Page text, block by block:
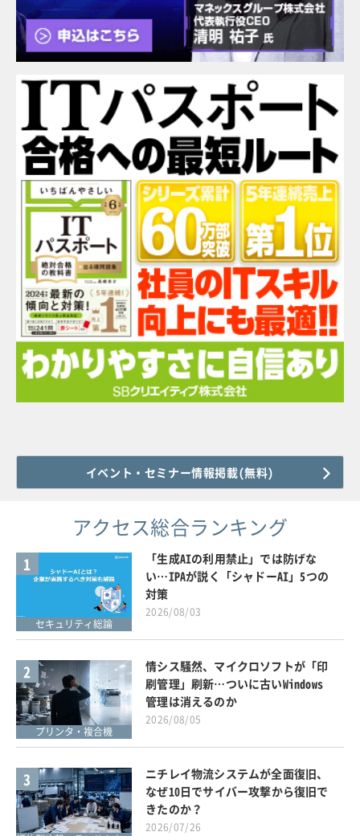
イベント・セミナー情報掲載(無料)
アクセス総合ランキング
1
セキュリティ総論
「生成AIの利用禁止」では防げな
い…IPAが説く「シャドーAI」5つの
対策
2026/08/03
2
プリンタ・複合機
情シス騒然、マイクロソフトが「印
刷管理」刷新…ついに古いWindows
管理は消えるのか
2026/08/05
3
ニチレイ物流システムが全面復旧、
なぜ10日でサイバー攻撃から復旧で
きたのか？
2026/07/26